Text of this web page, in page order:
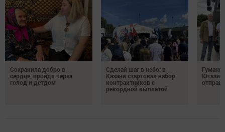
Сохранила добро в
сердце, пройдя через
голод и детдом
Сделай шаг в небо: в
Казани стартовал набор
контрактников с
рекордной выплатой